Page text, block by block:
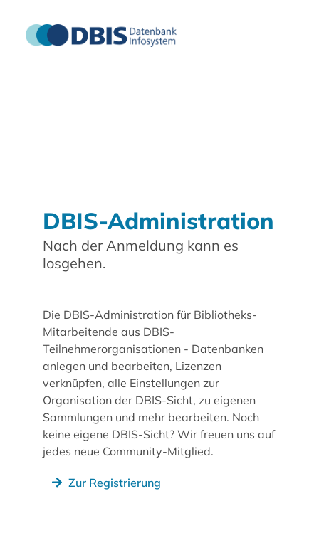
DBIS-Administration
Nach der Anmeldung kann es
losgehen.
Die DBIS-Administration für Bibliotheks-
Mitarbeitende aus DBIS-
Teilnehmerorganisationen - Datenbanken
anlegen und bearbeiten, Lizenzen
verknüpfen, alle Einstellungen zur
Organisation der DBIS-Sicht, zu eigenen
Sammlungen und mehr bearbeiten. Noch
keine eigene DBIS-Sicht? Wir freuen uns auf
jedes neue Community-Mitglied.
Zur Registrierung